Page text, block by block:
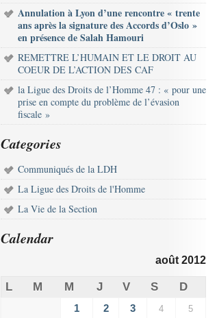
Annulation à Lyon d’une rencontre « trente
ans après la signature des Accords d’Oslo »
en présence de Salah Hamouri
REMETTRE L’HUMAIN ET LE DROIT AU
COEUR DE L’ACTION DES CAF
la Ligue des Droits de l’Homme 47 : « pour une
prise en compte du problème de l’évasion
fiscale »
Categories
Communiqués de la LDH
La Ligue des Droits de l'Homme
La Vie de la Section
Calendar
août 2012
L M M J V S D
1 2 3 4 5